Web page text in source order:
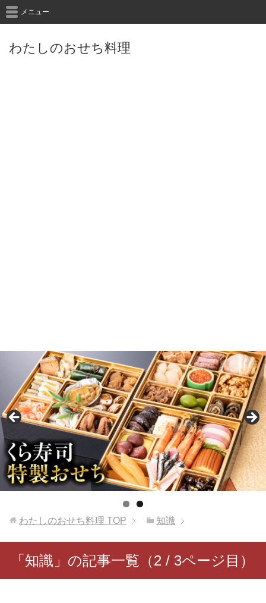
わたしのおせち料理
メニュー
わたしのおせち料理 TOP 知識
「知識」の記事一覧（2 / 3ページ目）